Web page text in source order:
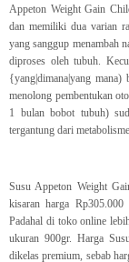
Appeton Weight Gain
dan memiliki dua varian
yang sanggup menambah
diproses oleh tubuh.
{yang|dimana|yang
menolong pembentukan
1 bulan bobot tubuh)
tergantung dari
Susu Appeton Weight
kisaran harga
Padahal di toko online
ukuran 900gr. Harga
dikelas premium, sebab